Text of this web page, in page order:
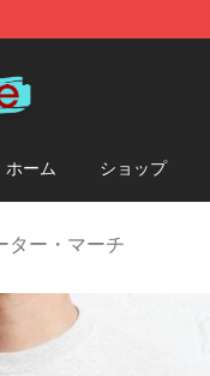
ホーム ショップ
ター・マーチ